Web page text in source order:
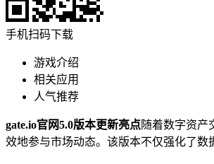
手机扫码下载
游戏介绍
相关应用
人气推荐
gate.io官网5.0版本更新亮点随着数字资产
效地参与市场动态。该版本不仅强化了数